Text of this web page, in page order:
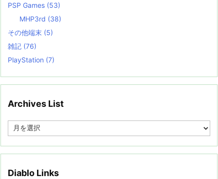
PSP Games (53)
MHP3rd (38)
その他端末 (5)
雑記 (76)
PlayStation (7)
Archives List
e
Diablo Links